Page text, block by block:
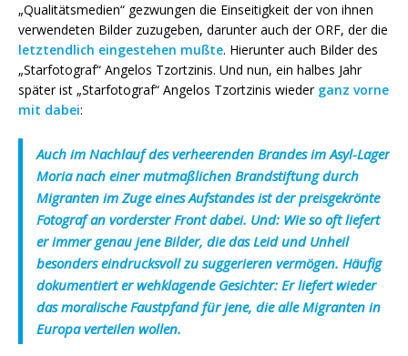
„Qualitätsmedien“ gezwungen die Einseitigkeit der von ihnen
verwendeten Bilder zuzugeben, darunter auch der ORF, der die
letztendlich eingestehen mußte. Hierunter auch Bilder des
„Starfotograf“ Angelos Tzortzinis. Und nun, ein halbes Jahr
später ist „Starfotograf“ Angelos Tzortzinis wieder ganz vorne
mit dabei:
Auch im Nachlauf des verheerenden Brandes im Asyl-Lager
Moria nach einer mutmaßlichen Brandstiftung durch
Migranten im Zuge eines Aufstandes ist der preisgekrönte
Fotograf an vorderster Front dabei. Und: Wie so oft liefert
er immer genau jene Bilder, die das Leid und Unheil
besonders eindrucksvoll zu suggerieren vermögen. Häufig
dokumentiert er wehklagende Gesichter: Er liefert wieder
das moralische Faustpfand für jene, die alle Migranten in
Europa verteilen wollen.